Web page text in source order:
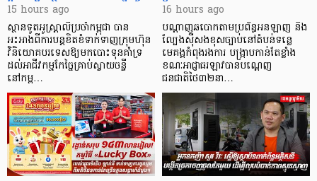
15 hours ago
ស្ថានទូតអូស្ត្រាលីប្រចាំកម្ពុជា បាន
អះអាងពីការបន្តខិតខំទាក់ទាញក្រុមហ៊ុន
វិនិយោគបរទេសឱ្យមកបោះទុនគាំទ្រ
ដល់អាជីវកម្មកែច្នៃគ្រាប់ស្វាយចន្ទី
នៅកម្ព…
16 hours ago
បណ្តាញឆបោកតាមប្រព័ន្ធអនឡាញ និង
ល្បែងស៊ីសងខុសច្បាប់នៅតំបន់ទន្លេ
មេគង្គកំពុងរងការ បង្ក្រាប​កាន់តែខ្លាំង
ខណៈអាជ្ញាធរឡាវបានបណ្តេញ
ជនជាតិថៃ៣២នា…